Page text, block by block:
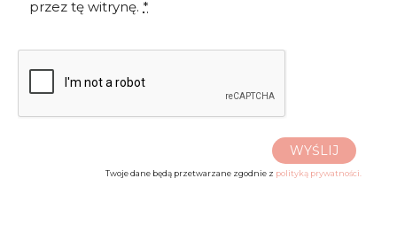
przez tę witrynę. *
WYŚLIJ
Twoje dane będą przetwarzane zgodnie z polityką prywatności.